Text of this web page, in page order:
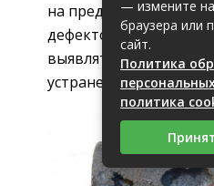
на предмет наличия
дефектов; данная
выявлять и
устранению брака.
— измените
браузера или
сайт.
Политика
политика